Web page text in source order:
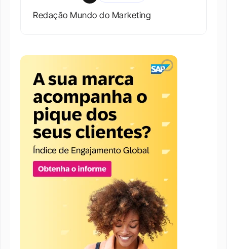
Redação Mundo do Marketing